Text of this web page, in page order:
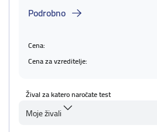
Podrobno
Cena:
Cena za vzreditelje:
Žival za katero naročate test
Moje živali